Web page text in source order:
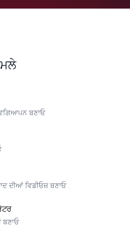
ਬਣਾਓ
ਦੀਆਂ ਵਿਡੀਓਜ਼ ਬਣਾਓ
ਬਣਾਓ